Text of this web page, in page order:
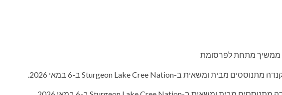
ממשיך מתחת לפרסומת